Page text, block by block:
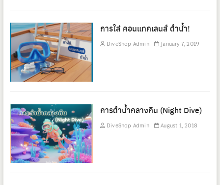
การใส่ คอนแทคเลนส์ ดำน้ำ!
DiveShop Admin January 7, 2019
การดำน้ำกลางคืน (Night Dive)
DiveShop Admin August 1, 2018